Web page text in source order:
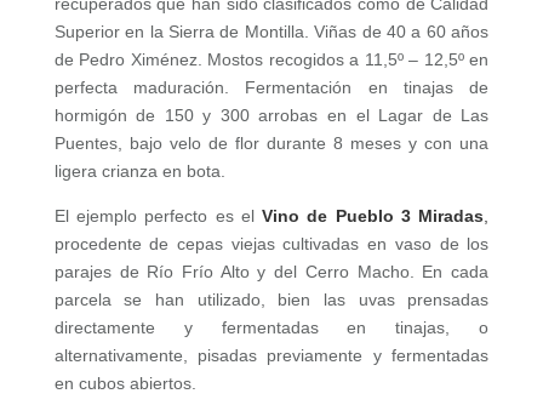
recuperados que han sido clasificados como de Calidad
Superior en la Sierra de Montilla. Viñas de 40 a 60 años
de Pedro Ximénez. Mostos recogidos a 11,5º – 12,5º en
perfecta maduración. Fermentación en tinajas de
hormigón de 150 y 300 arrobas en el Lagar de Las
Puentes, bajo velo de flor durante 8 meses y con una
ligera crianza en bota.
El ejemplo perfecto es elVino de Pueblo 3 Miradas,
procedente de cepas viejas cultivadas en vaso de los
parajes de Río Frío Alto y del Cerro Macho. En cada
parcela se han utilizado, bien las uvas prensadas
directamente y fermentadas en tinajas, o
alternativamente, pisadas previamente y fermentadas
en cubos abiertos.